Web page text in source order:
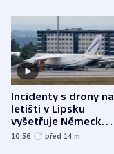
Incidenty s drony na
letišti v Lipsku
vyšetřuje Německo
jako úmyslný pokus
10:56 před 14 m